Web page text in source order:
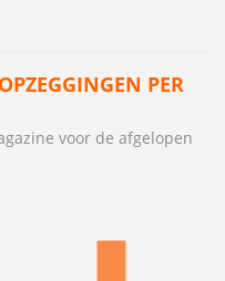
PER
voor de afgelopen